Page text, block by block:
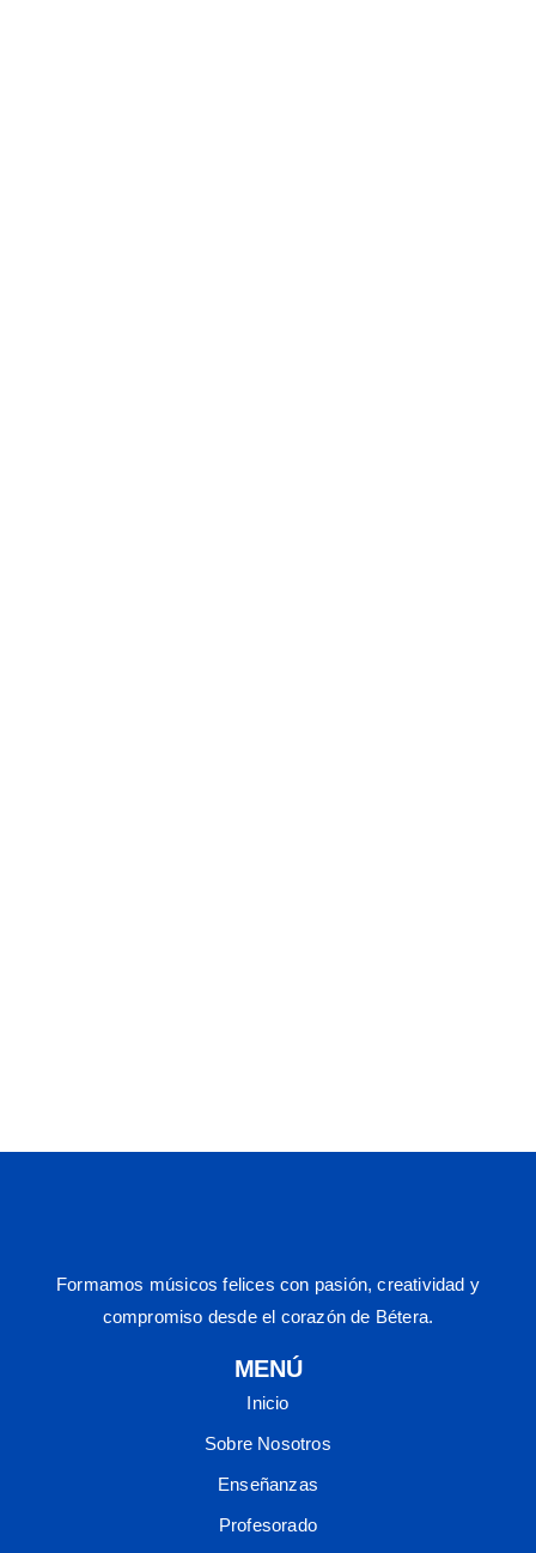
Formamos músicos felices con pasión, creatividad y
compromiso desde el corazón de Bétera.
MENÚ
Inicio
Sobre Nosotros
Enseñanzas
Profesorado